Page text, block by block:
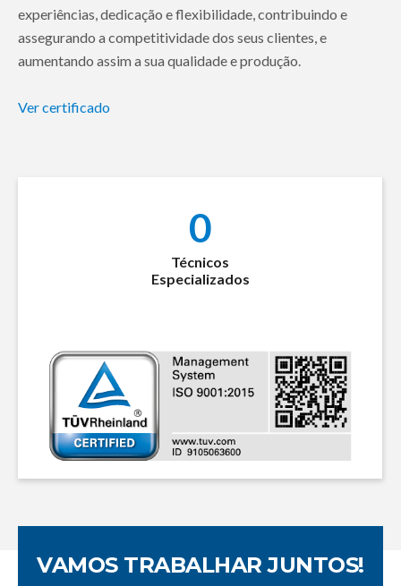
experiências, dedicação e flexibilidade, contribuindo e
assegurando a competitividade dos seus clientes, e
aumentando assim a sua qualidade e produção.
Ver certificado
0
Técnicos
Especializados
VAMOS TRABALHAR JUNTOS!